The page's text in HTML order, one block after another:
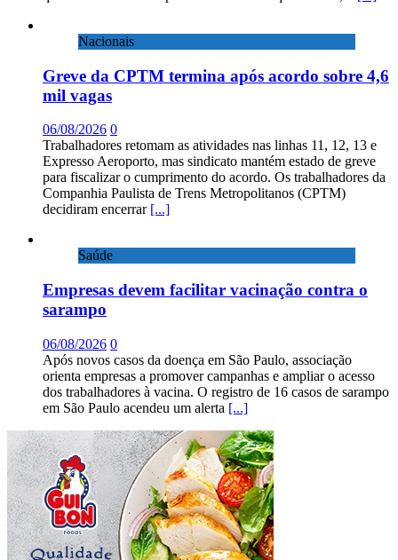
Nacionais
Greve da CPTM termina após acordo sobre 4,6
mil vagas
06/08/2026 0
Trabalhadores retomam as atividades nas linhas 11, 12, 13 e
Expresso Aeroporto, mas sindicato mantém estado de greve
para fiscalizar o cumprimento do acordo. Os trabalhadores da
Companhia Paulista de Trens Metropolitanos (CPTM)
decidiram encerrar [...]
Saúde
Empresas devem facilitar vacinação contra o
sarampo
06/08/2026 0
Após novos casos da doença em São Paulo, associação
orienta empresas a promover campanhas e ampliar o acesso
dos trabalhadores à vacina. O registro de 16 casos de sarampo
em São Paulo acendeu um alerta [...]